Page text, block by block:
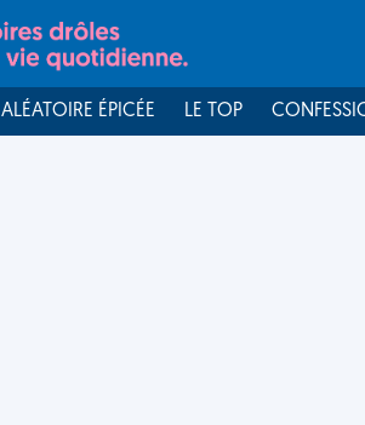
ALÉATOIRE ÉPICÉE LE TOP